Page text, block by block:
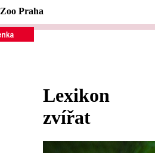
Zoo Praha
Lexikon
zvířat